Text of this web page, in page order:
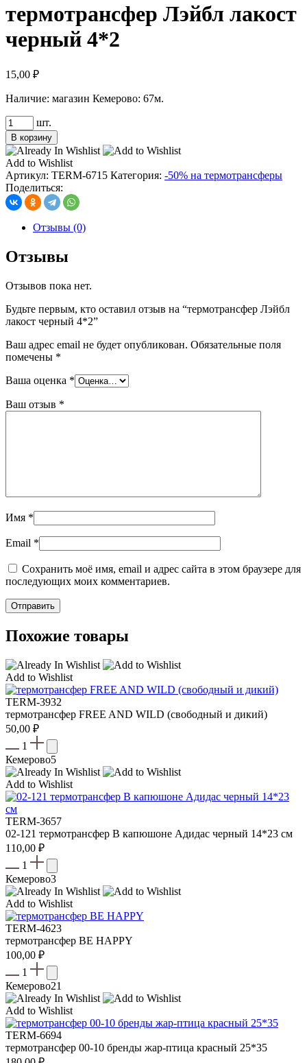
термотрансфер Лэйбл лакост
черный 4*2
15,00 ₽
Наличие: магазин Кемерово: 67м.
Количество
товара
термотрансфер
Лэйбл
лакост
черный
4*2
шт.
В корзину
Add to Wishlist
Артикул: TERM-6715 Категория: -50% на термотрансферы
Поделиться:
Отзывы (0)
Отзывы
Отзывов пока нет.
Будьте первым, кто оставил отзыв на “термотрансфер Лэйбл
лакост черный 4*2”
Ваш адрес email не будет опубликован. Обязательные поля
помечены *
Ваша оценка *
Ваш отзыв *
Имя *
Email *
Сохранить моё имя, email и адрес сайта в этом браузере для
последующих моих комментариев.
Похожие товары
Add to Wishlist
TERM-3932
термотрансфер FREE AND WILD (свободный и дикий)
50,00 ₽
1
Кемерово5
Add to Wishlist
TERM-3657
02-121 термотрансфер В капюшоне Адидас черный 14*23 см
110,00 ₽
1
Кемерово3
Add to Wishlist
TERM-4623
термотрансфер BE HAPPY
100,00 ₽
1
Кемерово21
Add to Wishlist
TERM-6694
термотрансфер 00-10 бренды жар-птица красный 25*35